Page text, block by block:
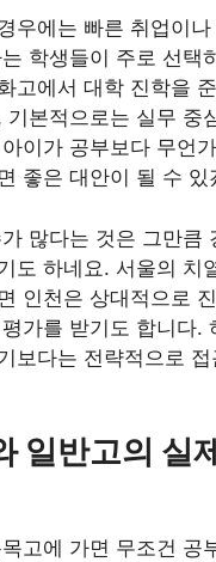
우에는 빠른 취업이
학생들이 주로 선택
고에서 대학 진학을
기본적으로는 실무 중
이가 공부보다 무언
좋은 대안이 될 수 있
많다는 것은 그만큼
도 하네요. 서울의 치
인천은 상대적으로
가를 받기도 합니다.
보다는 전략적으로
일반고의 실
고에 가면 무조건 공